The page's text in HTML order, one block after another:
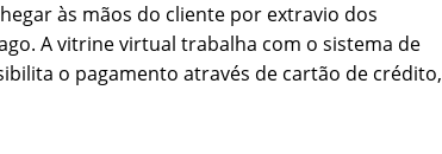
às mãos do cliente por extravio dos
A vitrine virtual trabalha com o sistema de
o pagamento através de cartão de crédito,